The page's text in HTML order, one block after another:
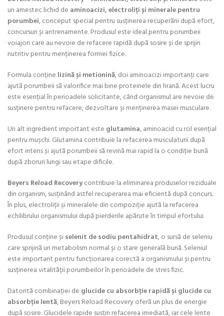
un amestec lichid de aminoacizi, electroliți și minerale pentru
porumbei, conceput special pentru susținerea recuperării după efort,
concursuri și antrenamente. Produsul este ideal pentru porumbeii
voiajori care au nevoie de refacere rapidă după sosire și de sprijin
nutritiv pentru menținerea formei fizice.
Formula conține lizină și metionină, doi aminoacizi importanți care
ajută porumbeii să valorifice mai bine proteinele din hrană. Acest lucru
este esențial în perioadele solicitante, când organismul are nevoie de
susținere pentru refacere, dezvoltare și menținerea masei musculare.
Un alt ingredient important este glutamina, aminoacid cu rol esențial
pentru mușchi. Glutamina contribuie la refacerea musculaturii după
efort intens și ajută porumbeii să revină mai rapid la o condiție bună
după zboruri lungi sau etape dificile.
Beyers Reload Recoverycontribuie la eliminarea produselor reziduale
din organism, susținând astfel recuperarea mai eficientă după concurs.
În plus, electroliții și mineralele din compoziție ajută la refacerea
echilibrului organismului după pierderile apărute în timpul efortului.
Produsul conține șiselenit de sodiu pentahidrat, o sursă de seleniu
care sprijină un metabolism normal și o stare generală bună. Seleniul
este important pentru funcționarea corectă a organismului și pentru
susținerea vitalității porumbeilor în perioadele de stres fizic.
Datorită combinației de glucide cu absorbție rapidă și glucide cu
absorbție lentă, Beyers Reload Recovery oferă un plus de energie
după sosire. Glucidele rapide susțin refacerea imediată, iar cele lente